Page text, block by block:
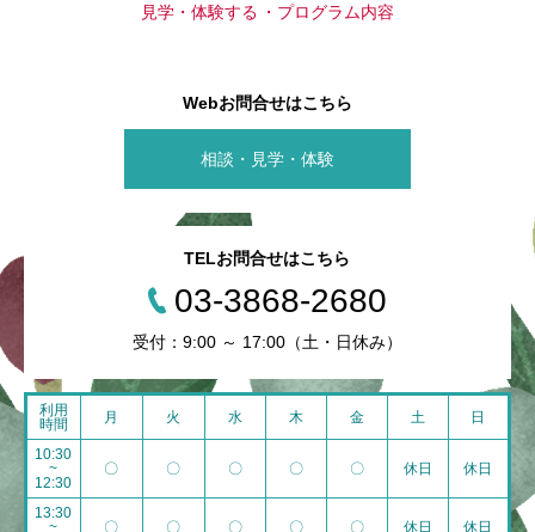
見学・体験する プログラム内容
Webお問合せはこちら
相談・見学・体験
TELお問合せはこちら
03-3868-2680
受付：9:00 ～ 17:00（土・日休み）
利用
時間
月 火 水 木 金 土 日
10:30
~
12:30
〇 〇 〇 〇 〇 休日 休日
13:30
~
〇 〇 〇 〇 〇 休日 休日